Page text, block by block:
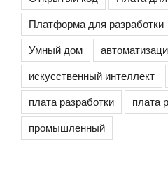
Платформа для разработки
Умный дом
искусственный интеллект
плата разработки
плата
промышленный